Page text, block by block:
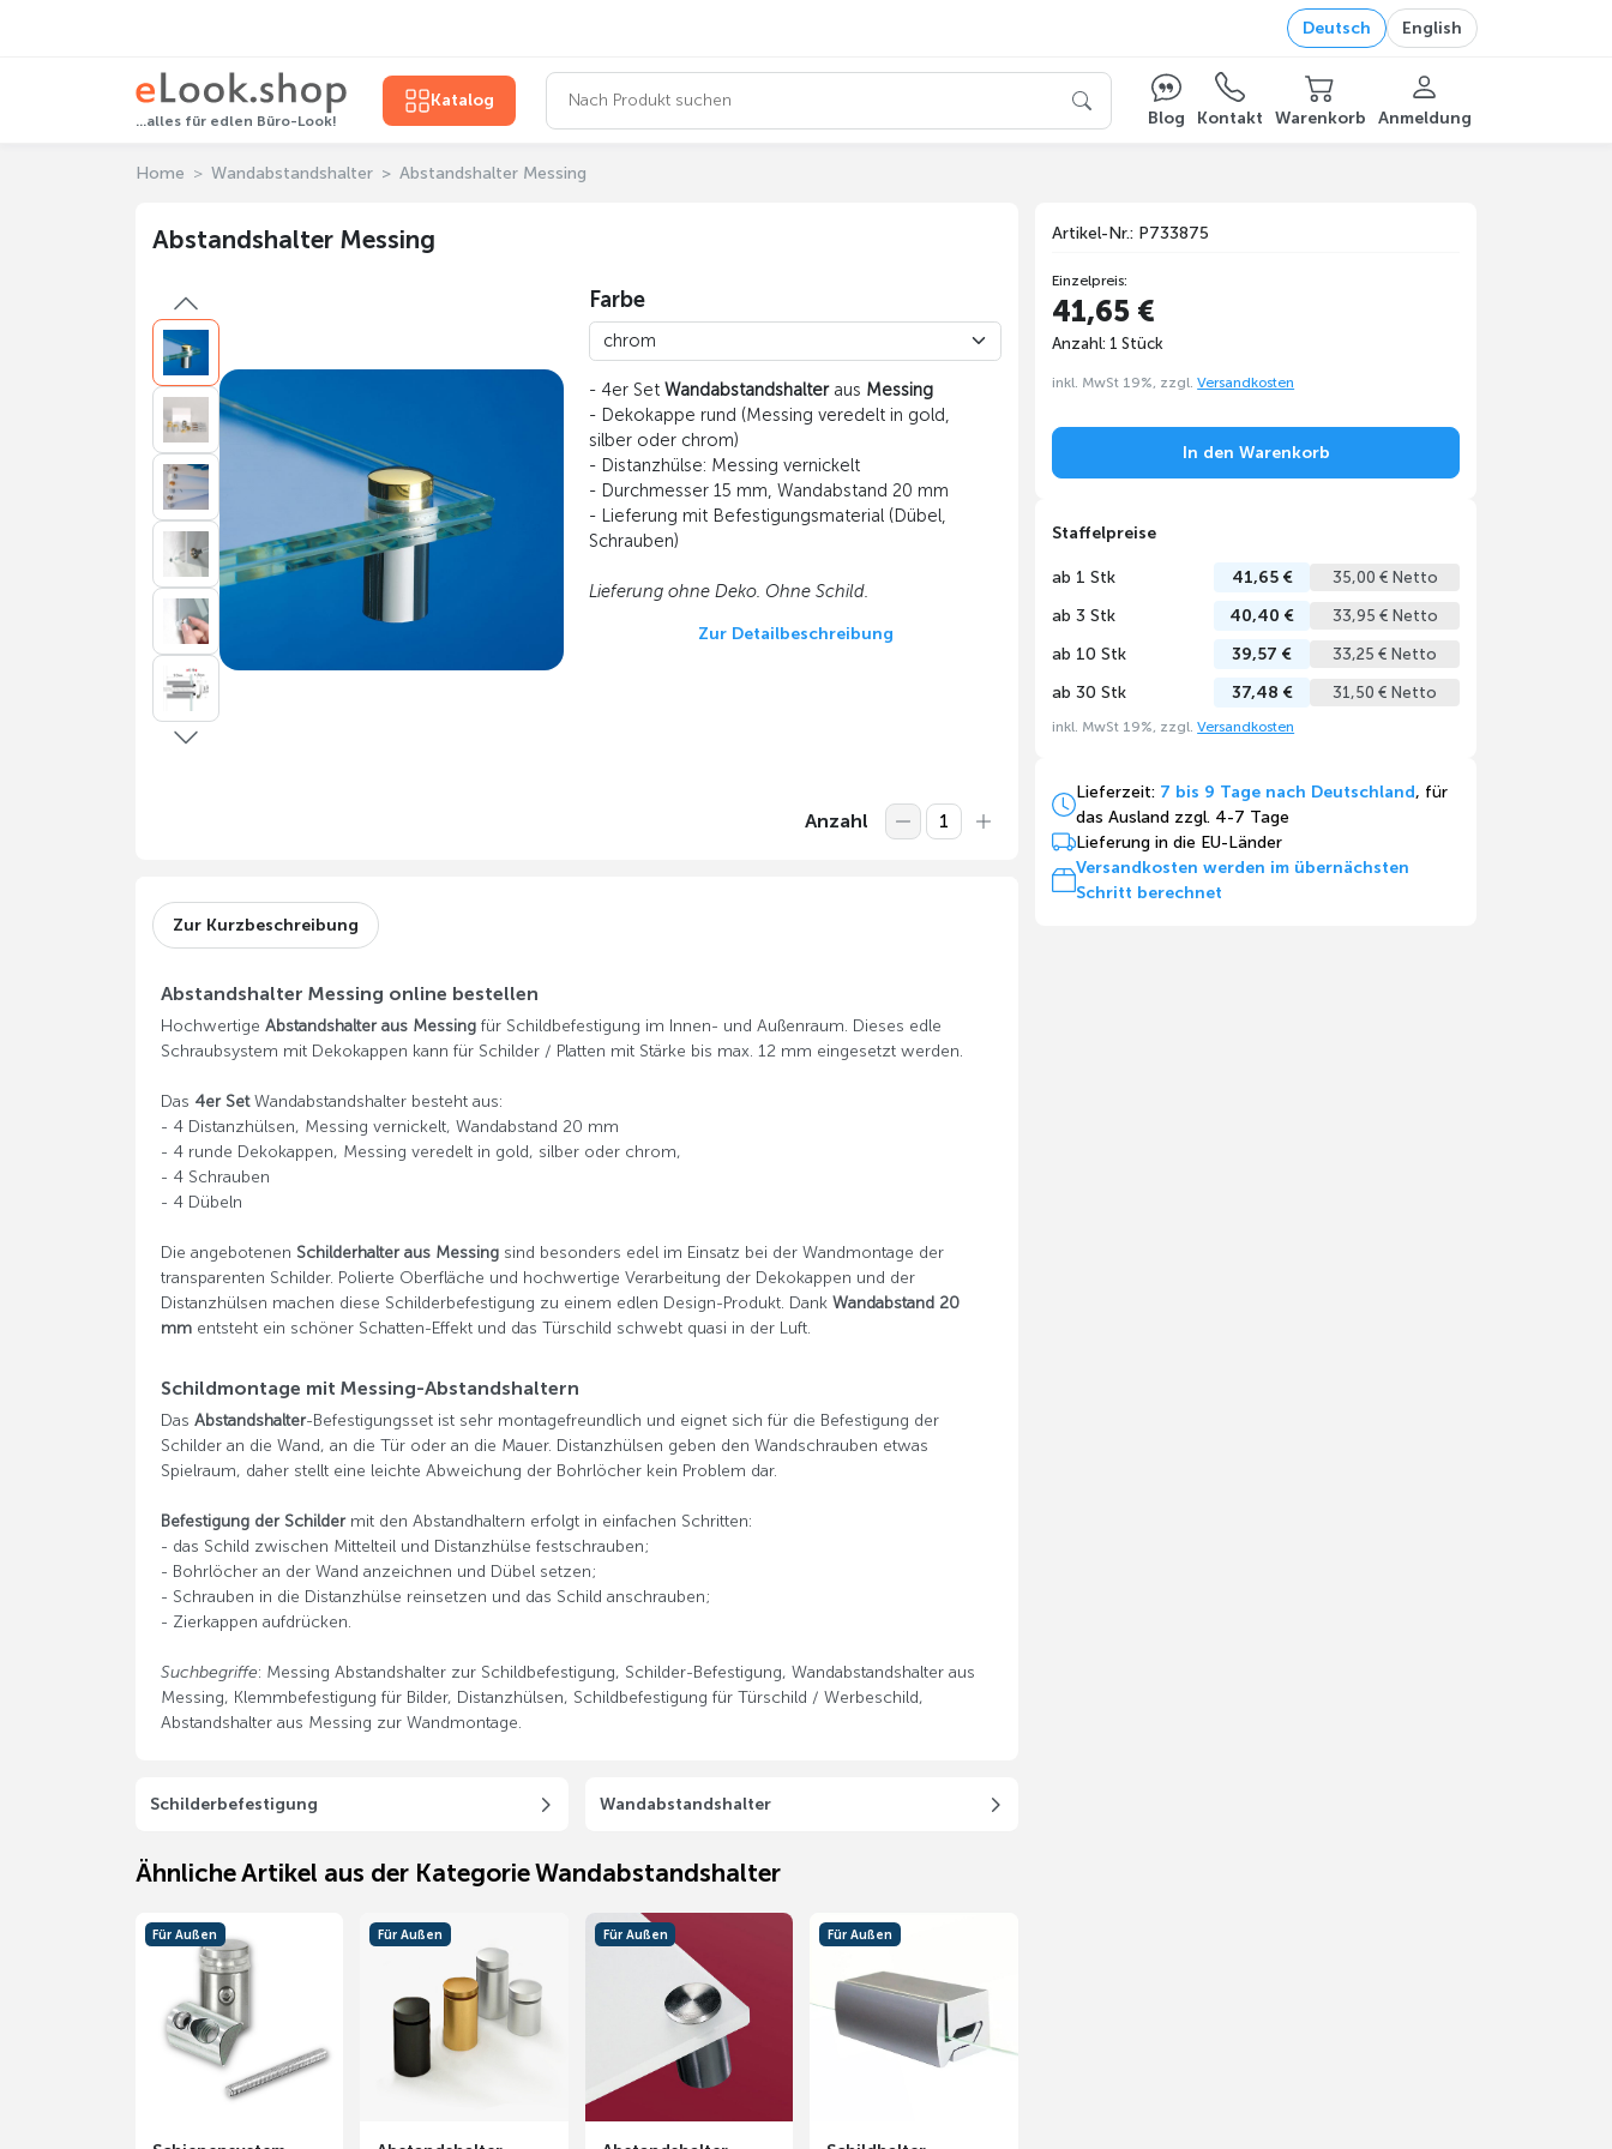
Deutsch English
...alles für edlen Büro-Look!
Katalog
Blog
Kontakt Warenkorb Anmeldung
Home Wandabstandshalter Abstandshalter Messing
Abstandshalter Messing
Farbe
- 4er SetWandabstandshalteraus Messing
- Dekokappe rund (Messing veredelt in gold,
silber oder chrom)
- Distanzhülse: Messing vernickelt
- Durchmesser 15 mm, Wandabstand 20 mm
- Lieferung mit Befestigungsmaterial (Dübel,
Schrauben)
Lieferung ohne Deko. Ohne Schild.
Zur Detailbeschreibung
Anzahl
Artikel-Nr.: P733875
Einzelpreis:
41,65 €
Anzahl: 1 Stück
inkl. MwSt 19%, zzgl.Versandkosten
In den Warenkorb
Staffelpreise
ab 1 Stk 41,65 € 35,00 € Netto
ab 3 Stk 40,40 € 33,95 € Netto
ab 10 Stk 39,57 € 33,25 € Netto
ab 30 Stk 37,48 € 31,50 € Netto
inkl. MwSt 19%, zzgl.Versandkosten
Lieferzeit: 7 bis 9 Tage nach Deutschland, für
das Ausland zzgl. 4-7 Tage
Lieferung in die EU-Länder
Versandkosten werden im übernächsten
Schritt berechnet
Zur Kurzbeschreibung
Abstandshalter Messing online bestellen
Hochwertige Abstandshalter aus Messingfür Schildbefestigung im Innen- und Außenraum. Dieses edle
Schraubsystem mit Dekokappen kann für Schilder / Platten mit Stärke bis max. 12 mm eingesetzt werden.
Das 4er SetWandabstandshalter besteht aus:
- 4 Distanzhülsen, Messing vernickelt, Wandabstand 20 mm
- 4 runde Dekokappen, Messing veredelt in gold, silber oder chrom,
- 4 Schrauben
- 4 Dübeln
Die angebotenen Schilderhalter aus Messingsind besonders edel im Einsatz bei der Wandmontage der
transparenten Schilder. Polierte Oberfläche und hochwertige Verarbeitung der Dekokappen und der
Distanzhülsen machen diese Schilderbefestigung zu einem edlen Design-Produkt. Dank Wandabstand 20
mmentsteht ein schöner Schatten-Effekt und das Türschild schwebt quasi in der Luft.
Schildmontage mit Messing-Abstandshaltern
Das Abstandshalter-Befestigungsset ist sehr montagefreundlich und eignet sich für die Befestigung der
Schilder an die Wand, an die Tür oder an die Mauer. Distanzhülsen geben den Wandschrauben etwas
Spielraum, daher stellt eine leichte Abweichung der Bohrlöcher kein Problem dar.
Befestigung der Schildermit den Abstandhaltern erfolgt in einfachen Schritten:
- das Schild zwischen Mittelteil und Distanzhülse festschrauben;
- Bohrlöcher an der Wand anzeichnen und Dübel setzen;
- Schrauben in die Distanzhülse reinsetzen und das Schild anschrauben;
- Zierkappen aufdrücken.
Suchbegriffe: Messing Abstandshalter zur Schildbefestigung, Schilder-Befestigung, Wandabstandshalter aus
Messing, Klemmbefestigung für Bilder, Distanzhülsen, Schildbefestigung für Türschild / Werbeschild,
Abstandshalter aus Messing zur Wandmontage.
Schilderbefestigung Wandabstandshalter
Ähnliche Artikel aus der Kategorie Wandabstandshalter
Für Außen Für Außen Für Außen Für Außen